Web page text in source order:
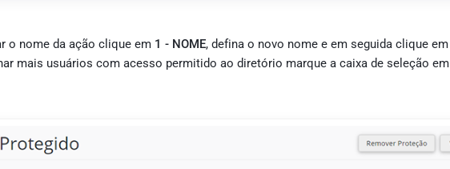
o nome da ação clique em 1 - NOME, defina o novo nome e em seguida clique em
mais usuários com acesso permitido ao diretório marque a caixa de seleção em